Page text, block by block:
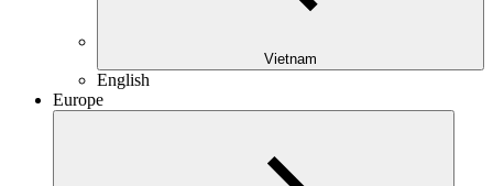
Vietnam
English
Europe